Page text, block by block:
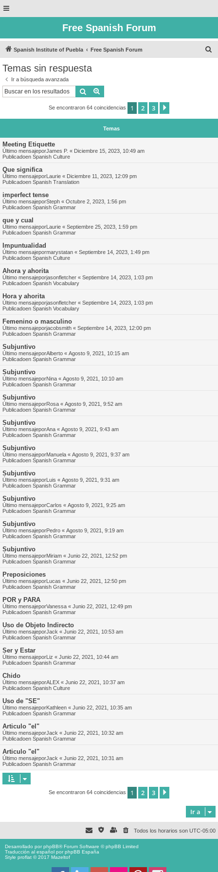
Free Spanish Forum
Spanish Institute of Puebla Free Spanish Forum
Temas sin respuesta
Ir a búsqueda avanzada
Buscar
Se encontraron 64 coincidencias 1 2 3
Temas
Meeting Etiquette
Último mensajeporJames P. « Diciembre 15, 2023, 10:49 am
Publicadoen Spanish Culture
Que significa
Último mensajeporLaurie « Diciembre 11, 2023, 12:09 pm
Publicadoen Spanish Translation
imperfect tense
Último mensajeporSteph « Octubre 2, 2023, 1:56 pm
Publicadoen Spanish Grammar
que y cual
Último mensajeporLaurie « Septiembre 25, 2023, 1:59 pm
Publicadoen Spanish Grammar
Impuntualidad
Último mensajepormarystatan « Septiembre 14, 2023, 1:49 pm
Publicadoen Spanish Culture
Ahora y ahorita
Último mensajeporjasonfletcher « Septiembre 14, 2023, 1:03 pm
Publicadoen Spanish Vocabulary
Hora y ahorita
Último mensajeporjasonfletcher « Septiembre 14, 2023, 1:03 pm
Publicadoen Spanish Vocabulary
Femenino o masculino
Último mensajeporjacobsmith « Septiembre 14, 2023, 12:00 pm
Publicadoen Spanish Grammar
Subjuntivo
Último mensajeporAlberto « Agosto 9, 2021, 10:15 am
Publicadoen Spanish Grammar
Subjuntivo
Último mensajeporNina « Agosto 9, 2021, 10:10 am
Publicadoen Spanish Grammar
Subjuntivo
Último mensajeporRosa « Agosto 9, 2021, 9:52 am
Publicadoen Spanish Grammar
Subjuntivo
Último mensajeporAna « Agosto 9, 2021, 9:43 am
Publicadoen Spanish Grammar
Subjuntivo
Último mensajeporManuela « Agosto 9, 2021, 9:37 am
Publicadoen Spanish Grammar
Subjuntivo
Último mensajeporLuis « Agosto 9, 2021, 9:31 am
Publicadoen Spanish Grammar
Subjuntivo
Último mensajeporCarlos « Agosto 9, 2021, 9:25 am
Publicadoen Spanish Grammar
Subjuntivo
Último mensajeporPedro « Agosto 9, 2021, 9:19 am
Publicadoen Spanish Grammar
Subjuntivo
Último mensajeporMiriam « Junio 22, 2021, 12:52 pm
Publicadoen Spanish Grammar
Preposiciones
Último mensajeporLucas « Junio 22, 2021, 12:50 pm
Publicadoen Spanish Grammar
POR y PARA
Último mensajeporVanessa « Junio 22, 2021, 12:49 pm
Publicadoen Spanish Grammar
Uso de Objeto Indirecto
Último mensajeporJack « Junio 22, 2021, 10:53 am
Publicadoen Spanish Grammar
Ser y Estar
Último mensajeporLiz « Junio 22, 2021, 10:44 am
Publicadoen Spanish Grammar
Chido
Último mensajeporALEX « Junio 22, 2021, 10:37 am
Publicadoen Spanish Culture
Uso de "SE"
Último mensajeporKathleen « Junio 22, 2021, 10:35 am
Publicadoen Spanish Grammar
Articulo "el"
Último mensajeporJack « Junio 22, 2021, 10:32 am
Publicadoen Spanish Grammar
Articulo "el"
Último mensajeporJack « Junio 22, 2021, 10:31 am
Publicadoen Spanish Grammar
Se encontraron 64 coincidencias 1 2 3
Ir a
Todos los horarios son UTC-05:00
Desarrollado porphpBB® Forum Software © phpBB Limited
Traducción al español porphpBB España
Style proflat © 2017 Mazeltof